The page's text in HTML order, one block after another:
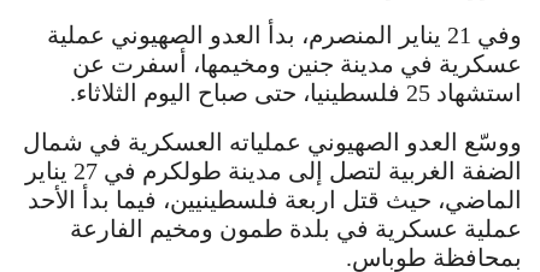
وفي 21 يناير المنصرم، بدأ العدو الصهيوني عملية
عسكرية في مدينة جنين ومخيمها، أسفرت عن
استشهاد 25 فلسطينيا، حتى صباح اليوم الثلاثاء.
ووسّع العدو الصهيوني عملياته العسكرية في شمال
الضفة الغربية لتصل إلى مدينة طولكرم في 27 يناير
الماضي، حيث قتل اربعة فلسطينيين، فيما بدأ الأحد
عملية عسكرية في بلدة طمون ومخيم الفارعة
بمحافظة طوباس.